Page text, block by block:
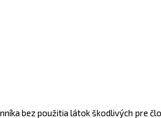
bez použitia látok škodlivých pre